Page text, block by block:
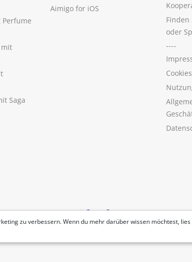
zu verbessern. Wenn du mehr darüber wissen möchtest,
mit
Saga
Aimigo for iOS
Finden
oder
----